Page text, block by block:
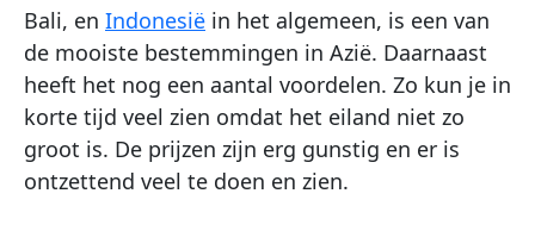
Bali, en Indonesië in het algemeen, is een van
de mooiste bestemmingen in Azië. Daarnaast
heeft het nog een aantal voordelen. Zo kun je in
korte tijd veel zien omdat het eiland niet zo
groot is. De prijzen zijn erg gunstig en er is
ontzettend veel te doen en zien.